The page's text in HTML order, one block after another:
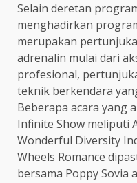
Selain deretan
menghadirkan
merupakan
adrenalin mulai dari
profesional,
teknik berkendara
Beberapa acara yang
Infinite Show meliputi
Wonderful Diversity
Wheels Romance
bersama Poppy Sovia